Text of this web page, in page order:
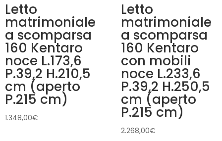
Letto
matrimoniale
a scomparsa
160 Kentaro
noce L.173,6
P.39,2 H.210,5
cm (aperto
P.215 cm)
1.348,00€
Letto
matrimoniale
a scomparsa
160 Kentaro
con mobili
noce L.233,6
P.39,2 H.250,5
cm (aperto
P.215 cm)
2.268,00€